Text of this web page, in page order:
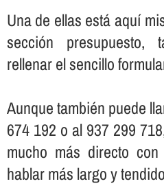
Una de ellas está aquí­
sección
rellenar el sencillo
Aunque también puede
674 192 o al 937 299
mucho más directo
hablar más largo y